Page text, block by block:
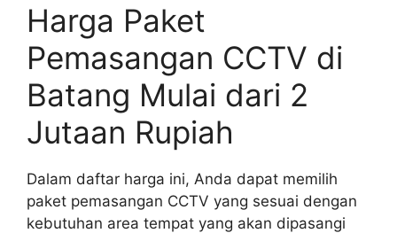
Harga Paket
Pemasangan CCTV di
Batang Mulai dari 2
Jutaan Rupiah
Dalam daftar harga ini, Anda dapat memilih
paket pemasangan CCTV yang sesuai dengan
kebutuhan area tempat yang akan dipasangi